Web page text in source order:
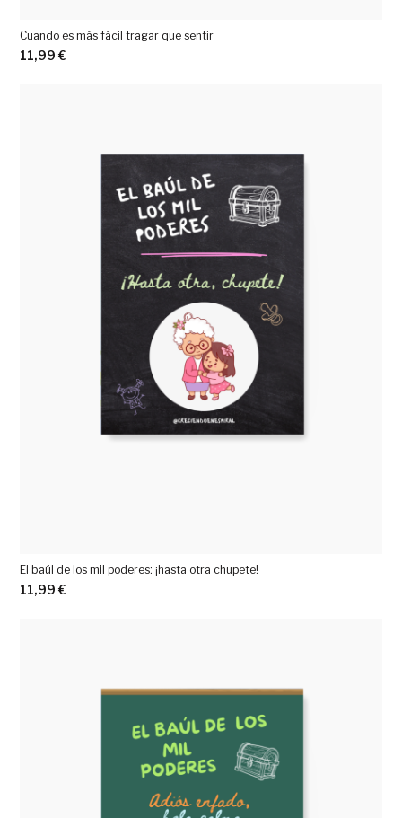
Cuando es más fácil tragar que sentir
11,99€
El baúl de los mil poderes: ¡hasta otra chupete!
11,99€